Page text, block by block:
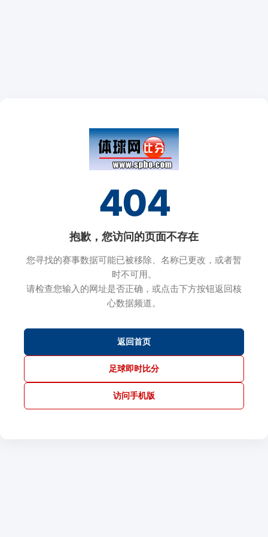
404
抱歉，您访问的页面不存在
您寻找的赛事数据可能已被移除、名称已更改，或者暂
时不可用。
请检查您输入的网址是否正确，或点击下方按钮返回核
心数据频道。
返回首页
足球即时比分
访问手机版